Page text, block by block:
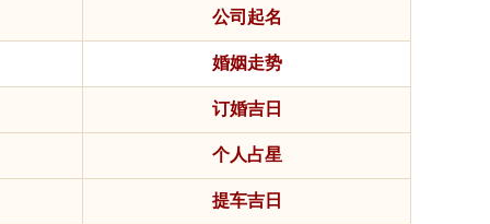
公司起名
婚姻走势
订婚吉日
个人占星
提车吉日